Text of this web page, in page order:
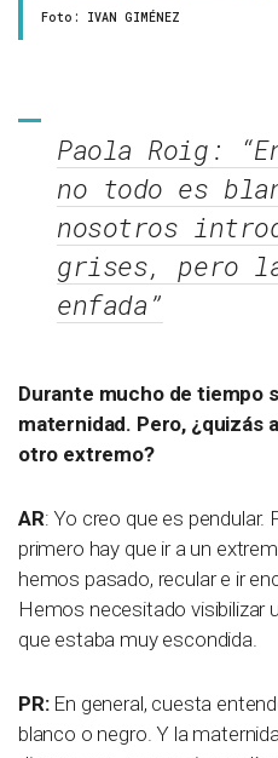
Foto: IVAN GIMÉNEZ
Paola Roig:
no todo es
nosotros
grises, pero
enfada”
Durante mucho de tiempo
maternidad. Pero, ¿quizás
otro extremo?
AR: Yo creo que es pendular.
primero hay que ir a un
hemos pasado, recular e ir
Hemos necesitado visibilizar
que estaba muy escondida.
PR:En general, cuesta
blanco o negro. Y la